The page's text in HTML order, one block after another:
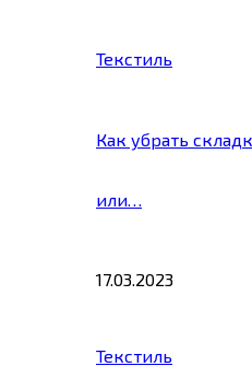
Текстиль
Как убрать
или…
17.03.2023
Текстиль